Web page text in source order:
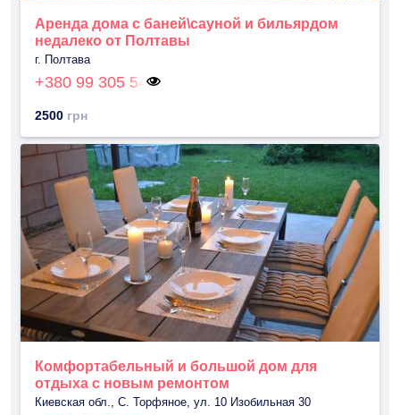
Аренда дома с баней\сауной и бильярдом
недалеко от Полтавы
г. Полтава
+380 99 305 54
2500 грн
Комфортабельный и большой дом для
отдыха с новым ремонтом
Киевская обл., С. Торфяное, ул. 10 Изобильная 30